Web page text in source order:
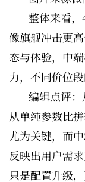
整体来看
像旗舰冲击更
态与体验，中
力，不同价位
编辑点评
从单纯参数比
尤为关键，而
反映出用户需
只是配置升级